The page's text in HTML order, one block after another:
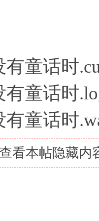
有童话时
有童话时
有童话时
看本帖隐藏内